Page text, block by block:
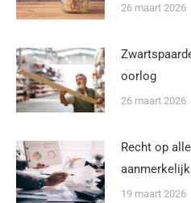
26 maart 2026
oorlog
26 maart 2026
Recht op
19 maart 2026